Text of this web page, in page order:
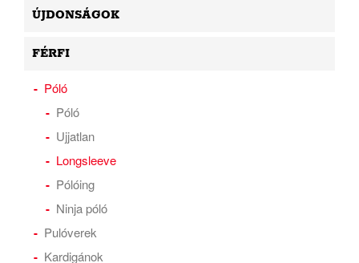
ÚJDONSÁGOK
FÉRFI
Póló
Póló
Ujjatlan
Longsleeve
Pólóing
Ninja póló
Pulóverek
Kardigánok